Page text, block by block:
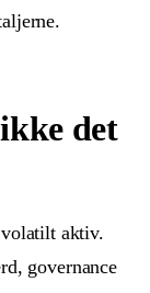
det
volatilt aktiv.
governance